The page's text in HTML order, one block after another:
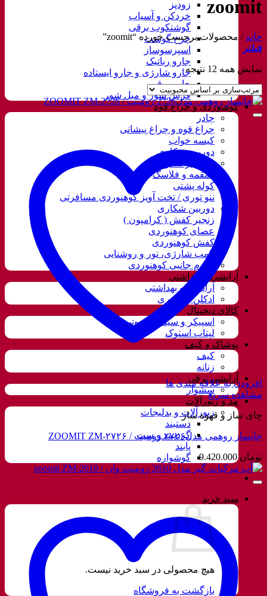
زودپز
خردکن و آسیاب
گوشتکوب برقی
چرخ گوشت
اسپرسوساز
جارو رباتیک
جارو شارژی و جارو ایستاده
جارو برقی
فرش شور و مبل شور
کوهنوردی و چراغ قوه
چادر
چراغ قوه و چراغ پیشانی
کیسه خواب
دوربین شکاری
زیرانداز سفری
قمقمه و فلاسک
کوله پشتی
ننو توری / تخت آویز کوهنوردی مسافرتی
دوربین شکاری
زنجیر کفش ( کرامپون )
عصای کوهنوردی
کفش کوهنوردی
لامپ شارژی، نور و روشنایی
لوازم جانبی کوهنوردی
آرایشی و بهداشتی
آرایشی و بهداشتی
ادکلن و اسپری
کالای دیجیتال
اسپیکر و سیستم صوتی
لپتاب استوک
پوشاک و کیف
کیف
زنانه
آرایشی برقی
سشوار
مد و زیورآلات
زیورآلات و بدلیجات
دستبند
گردنبند و ست
پابند
گوشواره
سبد خرید
هیچ محصولی در سبد خرید نیست.
بازگشت به فروشگاه
zoomit
خانه / محصولات برچسب خورده “zoomit”
فیلتر
نمایش همه 12 نتیجه
مرتب‌سازی
بر
اساس
محبوبیت
افزودن به علاقه مندی ها
مشاهده سریع
چای ساز و قهوه ساز
چایساز روهمی مدل۲۷۲۶ زومیت / ZOOMIT ZM-۲۷۲۶
تومان9.420.000